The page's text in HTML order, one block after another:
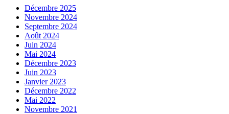
Décembre 2025
Novembre 2024
Septembre 2024
Août 2024
Juin 2024
Mai 2024
Décembre 2023
Juin 2023
Janvier 2023
Décembre 2022
Mai 2022
Novembre 2021